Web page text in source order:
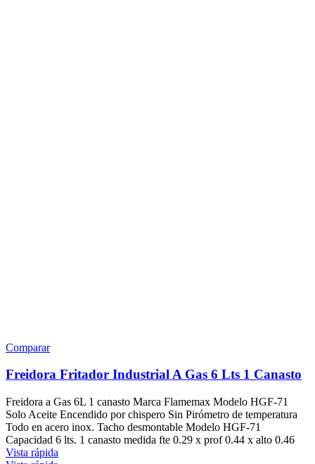
Comparar
Freidora Fritador Industrial A Gas 6 Lts 1 Canasto
Freidora a Gas 6L 1 canasto Marca Flamemax Modelo HGF-71
Solo Aceite Encendido por chispero Sin Pirómetro de temperatura
Todo en acero inox. Tacho desmontable Modelo HGF-71
Capacidad 6 lts. 1 canasto medida fte 0.29 x prof 0.44 x alto 0.46
Vista rápida